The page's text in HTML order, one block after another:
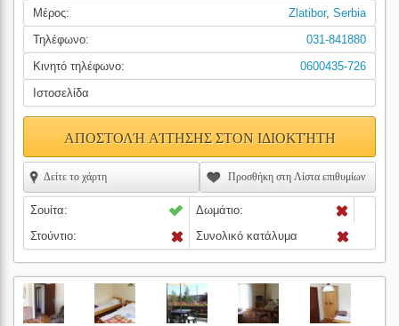
Μέρος:
Zlatibor, Serbia
Τηλέφωνο:
031-841880
Κινητό τηλέφωνο:
0600435-726
Ιστοσελίδα
ΑΠΟΣΤΟΛΉ ΑΊΤΗΣΗΣ ΣΤΟΝ ΙΔΙΟΚΤΉΤΗ
Δείτε το χάρτη Προσθήκη στη Λίστα επιθυμίων
Σουίτα:
Δωμάτιο:
Στούντιο:
Συνολικό κατάλυμα